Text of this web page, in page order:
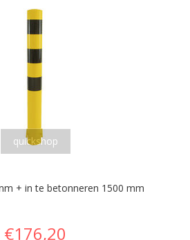
quickshop
+ in te betonneren 1500 mm
€176,20